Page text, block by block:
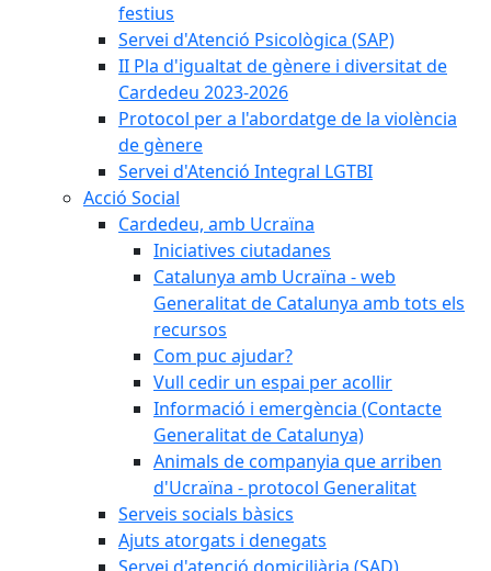
festius
Servei d'Atenció Psicològica (SAP)
II Pla d'igualtat de gènere i diversitat de
Cardedeu 2023-2026
Protocol per a l'abordatge de la violència
de gènere
Servei d'Atenció Integral LGTBI
Acció Social
Cardedeu, amb Ucraïna
Iniciatives ciutadanes
Catalunya amb Ucraïna - web
Generalitat de Catalunya amb tots els
recursos
Com puc ajudar?
Vull cedir un espai per acollir
Informació i emergència (Contacte
Generalitat de Catalunya)
Animals de companyia que arriben
d'Ucraïna - protocol Generalitat
Serveis socials bàsics
Ajuts atorgats i denegats